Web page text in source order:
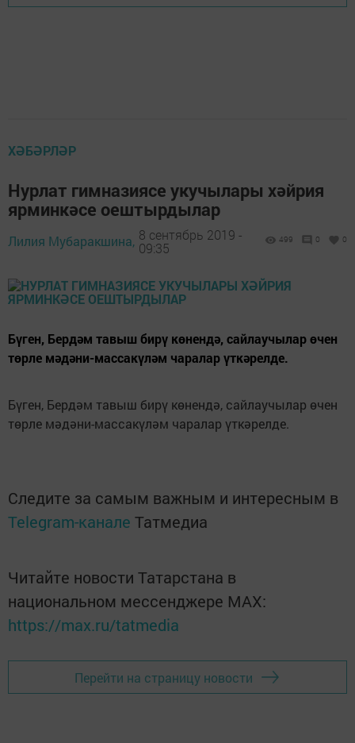
ХӘБӘРЛӘР
Нурлат гимназиясе укучылары хәйрия
ярминкәсе оештырдылар
Лилия Мубаракшина, 8 сентябрь 2019 -
09:35
499 0 0
Бүген, Бердәм тавыш бирү көнендә, сайлаучылар өчен
төрле мәдәни-массакүләм чаралар үткәрелде.
Бүген, Бердәм тавыш бирү көнендә, сайлаучылар өчен
төрле мәдәни-массакүләм чаралар үткәрелде.
Следите за самым важным и интересным в
Telegram-канале Татмедиа
Читайте новости Татарстана в
национальном мессенджере MАХ:
https://max.ru/tatmedia
Перейти на страницу новости